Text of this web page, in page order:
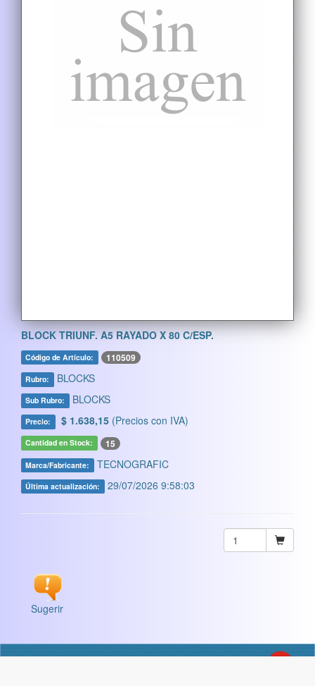
BLOCK TRIUNF. A5 RAYADO X 80 C/ESP.
Código de Artículo: 110509
Rubro: BLOCKS
Sub Rubro: BLOCKS
Precio: $ 1.638,15 (Precios con IVA)
Cantidad en Stock: 15
Marca/Fabricante: TECNOGRAFIC
Última actualización: 29/07/2026 9:58:03
Sugerir